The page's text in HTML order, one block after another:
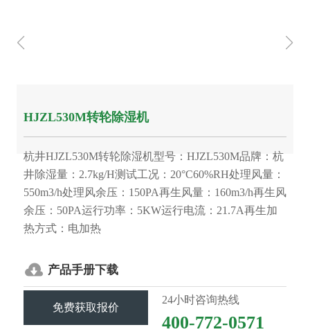
HJZL530M转轮除湿机
杭井HJZL530M转轮除湿机型号：HJZL530M品牌：杭
井除湿量：2.7kg/H测试工况：20°C60%RH处理风量：
550m3/h处理风余压：150PA再生风量：160m3/h再生风
余压：50PA运行功率：5KW运行电流：21.7A再生加
热方式：电加热
产品手册下载
免费获取报价
24小时咨询热线
400-772-0571